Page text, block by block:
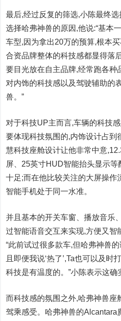
最后,经过反复的筛选,小陈最终
选择哈弗神兽的原因,他说:“基本
车型,因为拿出20万的预算,根本
合资品牌整体的科技感都显得落
要目光放在自主品牌,经常跑各种
对内饰的科技感以及驾驶辅助的
兽。”
对于科技UP主而言,车辆的科技
要体现科技氛围的,内饰设计占到
慧科技座舱设计让他非常中意
屏、25英寸HUD智能抬头显示
十足;而在他比较关注的大屏操作
智能手机处于同一水准。
并且基本的开关车窗、播放音乐
过智能语音交互来实现,方便又智
“此前试过很多款车,但哈弗神兽
且即便我说‘热了’,Ta也可以及时
科技是有温度的。”小陈表示这确
而科技感的氛围之外,哈弗神兽座
驾乘感受。哈弗神兽的Alcantara